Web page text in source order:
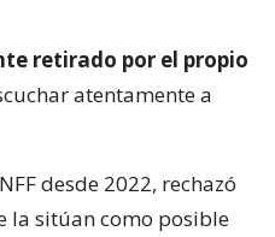
retirado por el propio
atentamente a
desde 2022, rechazó
la sitúan como posible